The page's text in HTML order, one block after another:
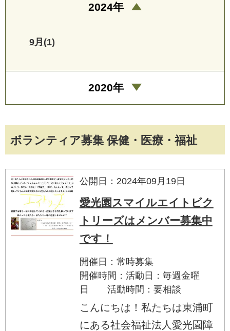
ボランティア募集 保健・医療・福祉
公開日：2024年09月19日
愛光園スマイルエイトビク
トリーズはメンバー募集中
です！
開催日：常時募集
開催時間：活動日：毎週金曜
日 活動時間：要相談
こんにちは！私たちは東浦町
にある社会福祉法人愛光園障
2024年
9月(1)
2020年